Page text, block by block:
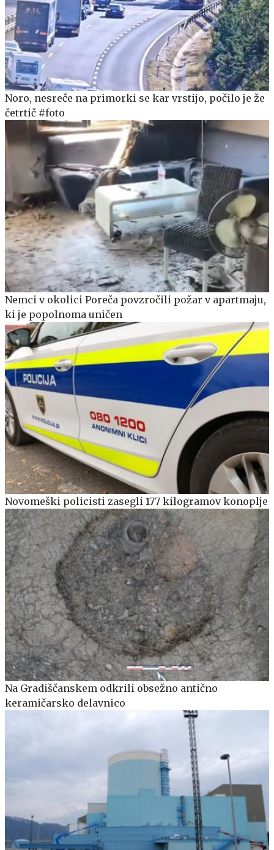
Noro, nesreče na primorki se kar vrstijo, počilo je že
četrtič #foto
Nemci v okolici Poreča povzročili požar v apartmaju,
ki je popolnoma uničen
Novomeški policisti zasegli 177 kilogramov konoplje
Na Gradiščanskem odkrili obsežno antično
keramičarsko delavnico